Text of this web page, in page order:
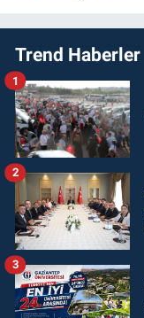
Trend Haberler
1
2
3